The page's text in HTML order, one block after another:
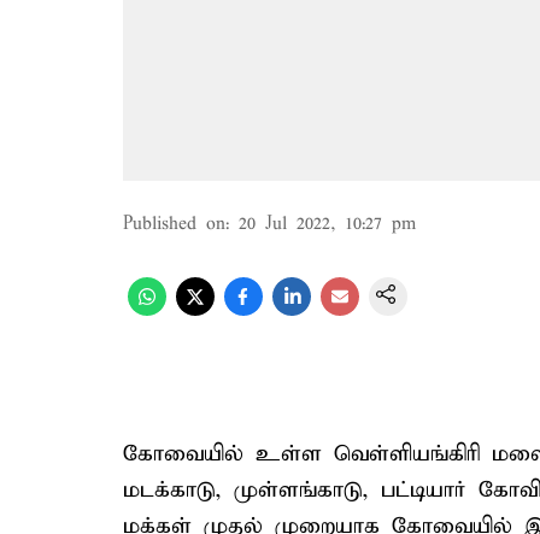
Published on: 20 Jul 2022, 10:27 pm
கோவையில் உள்ள வெள்ளியங்கிரி மலை
மடக்காடு, முள்ளங்காடு, பட்டியார்
மக்கள் முதல் முறையாக கோவையில்